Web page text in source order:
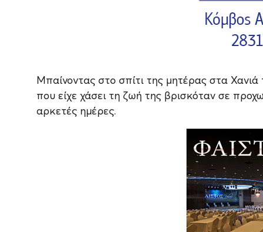
Μπαίνοντας στο σπίτι της μητέρας στα
που είχε χάσει τη ζωή της βρισκόταν σε
αρκετές ημέρες.